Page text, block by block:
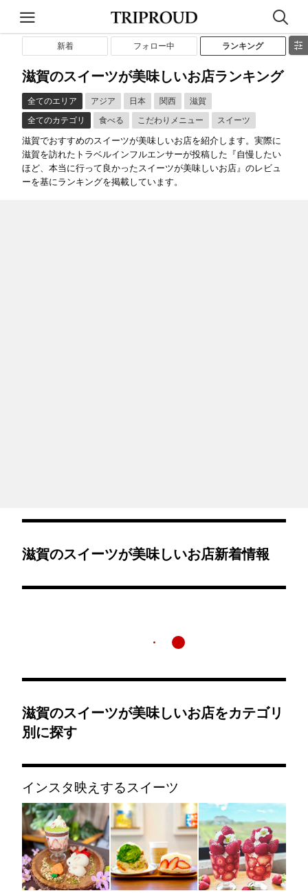
新着 フォロー中 ランキング
滋賀のスイーツが美味しいお店ランキング
全てのエリア アジア 日本 関西
滋賀
全てのカテゴリ
食べる こだわりメニュー スイーツ
滋賀でおすすめのスイーツが美味しいお店を紹介します。実際に
滋賀を訪れたトラベルインフルエンサーが投稿した『自慢したい
ほど、本当に行って良かったスイーツが美味しいお店』のレビュ
ーを基にランキングを掲載しています。
滋賀のスイーツが美味しいお店新着情報
滋賀のスイーツが美味しいお店をカテゴリ
別に探す
インスタ映えするスイーツ